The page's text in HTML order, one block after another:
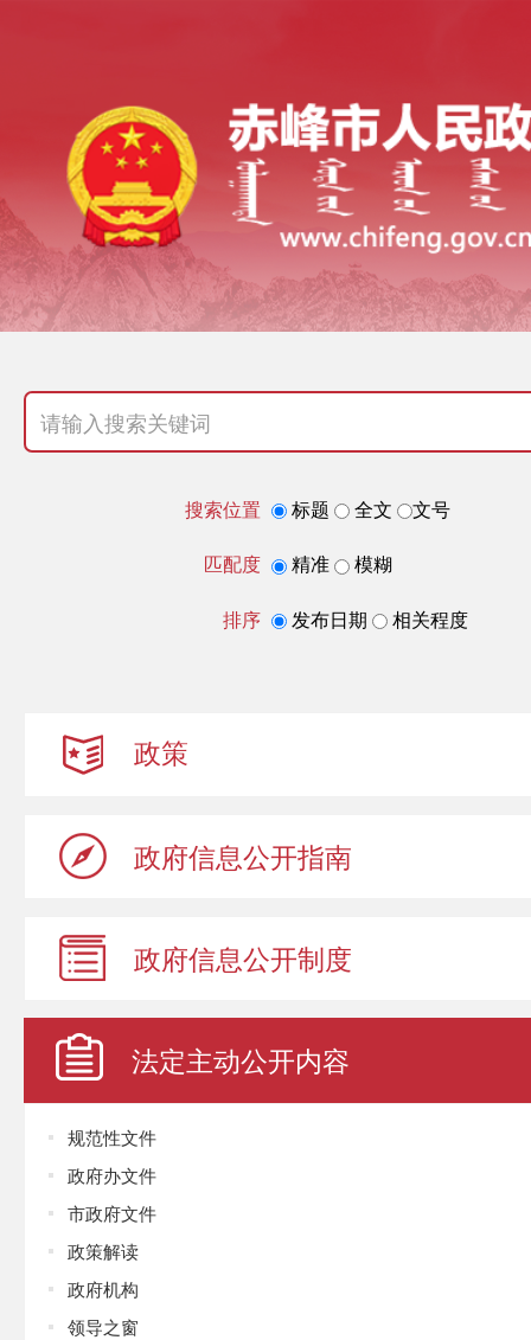
搜索位置 标题 全文 文号
匹配度 精准 模糊
排序 发布日期 相关程度
政策
政府信息公开指南
政府信息公开制度
法定主动公开内容
规范性文件
政府办文件
市政府文件
政策解读
政府机构
领导之窗